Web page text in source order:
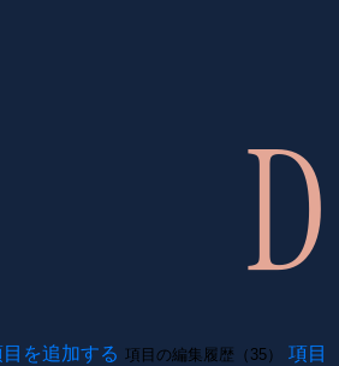
を追加する 項目の編集履歴（35）
項目